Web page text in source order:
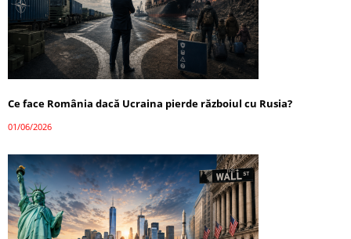
Ce face România dacă Ucraina pierde războiul cu Rusia?
01/06/2026